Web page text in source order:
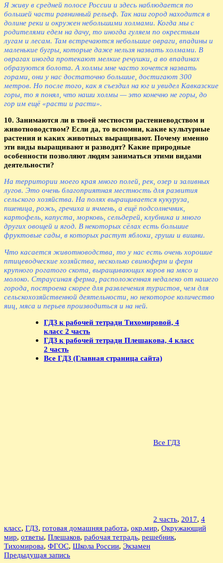
Я живу в средней полосе России и здесь наблюдается по
большей части равнинный рельеф. Так наш город находится в
долине реки и окружен небольшими холмами. Когда мы с
родителями едем на дачу, то иногда гуляем по окрестным
лугам и лесам. Там встречаются небольшие овраги, впадины и
маленькие бугры, которые даже нельзя назвать холмами. В
оврагах иногда протекают мелкие речушки, а во впадинах
образуются болота. А холмы мне часто хочется назвать
горами, они у нас достаточно большие, достигают 300
метров. Но после того, как я съездил на юг и увидел Кавказские
горы, то я понял, что наши холмы — это конечно не горы, до
гор им ещё «расти и расти».
10. Занимаются ли в твоей местности растениеводством и
животноводством? Если да, то вспомни, какие культурные
растения и каких животных выращивают. Почему именно
эти виды выращивают и разводят? Какие природные
особенности позволяют людям заниматься этими видами
деятельности?
На территории моего края много полей, рек, озер и заливных
лугов. Это очень благоприятная местность для развития
сельского хозяйства. На полях выращивается кукуруза,
пшеница, рожь, гречиха и ячмень, а ещё подсолнечник,
картофель, капуста, морковь, сельдерей, клубника и много
других овощей и ягод. В некоторых сёлах есть большие
фруктовые сады, в которых растут яблоки, груши и вишни.
Что касается животноводства, то у нас есть очень хорошие
птицеводческие хозяйства, несколько свиноферм и ферм
крупного рогатого скота, выращивающих коров на мясо и
молоко. Страусиная ферма, расположенная недалеко от нашего
города, построена скорее для развлечения туристов, чем для
сельскохозяйственной деятельности, но некоторое количество
яиц, мяса и перьев производиться и на ней.
ГДЗ к рабочей тетради Тихомировой, 4
класс 2 часть
ГДЗ к рабочей тетради Плешакова, 4 класс
2 часть
Все ГДЗ (Главная страница сайта)
Все ГДЗ
2 часть, 2017, 4
класс, ГДЗ, готовая домашняя работа, окр.мир, Окружающий
мир, ответы, Плешаков, рабочая тетрадь, решебник,
Тихомирова, ФГОС, Школа России, Экзамен
Навигация
Предыдущая запись